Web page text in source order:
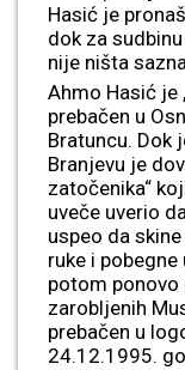
Hasić je
dok za
nije ništa
Ahmo Hasić je
prebačen u
Bratuncu. Dok
Branjevu je
zatočenika“
uveče uverio
uspeo da
ruke i
potom ponovo
zarobljenih
prebačen u
24.12.1995.